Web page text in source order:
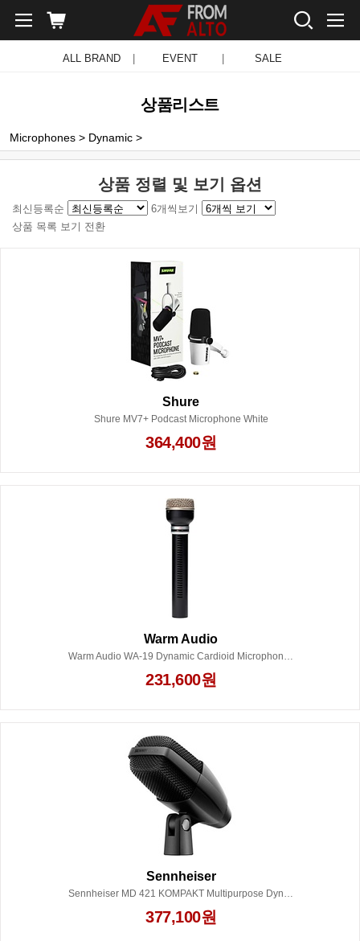
ALL BRAND EVENT SALE
상품리스트
Microphones > Dynamic >
상품 정렬 및 보기 옵션
최신등록순
6개씩보기
상품 목록 보기 전환
Shure
Shure MV7+ Podcast Microphone White
364,400원
Warm Audio
Warm Audio WA-19 Dynamic Cardioid Microphone Black
231,600원
Sennheiser
Sennheiser MD 421 KOMPAKT Multipurpose Dynamic Cardioid Microphone
377,100원